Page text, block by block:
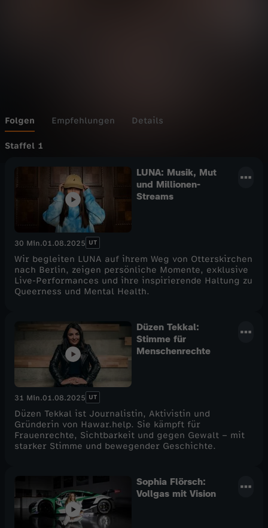
Folgen Empfehlungen Details
Staffel 1
LUNA: Musik, Mut
und Millionen-
Streams
30 Min.01.08.2025 UT
Wir begleiten LUNA auf ihrem Weg von Otterskirchen
nach Berlin, zeigen persönliche Momente, exklusive
Live-Performances und ihre inspirierende Haltung zu
Queerness und Mental Health.
Düzen Tekkal:
Stimme für
Menschenrechte
31 Min.01.08.2025 UT
Düzen Tekkal ist Journalistin, Aktivistin und
Gründerin von Hawar.help. Sie kämpft für
Frauenrechte, Sichtbarkeit und gegen Gewalt – mit
starker Stimme und bewegender Geschichte.
Sophia Flörsch:
Vollgas mit Vision